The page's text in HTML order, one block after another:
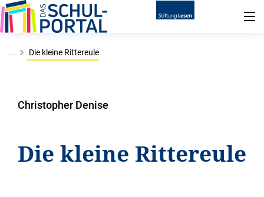
... Die kleine Rittereule
Christopher Denise
Die kleine Rittereule